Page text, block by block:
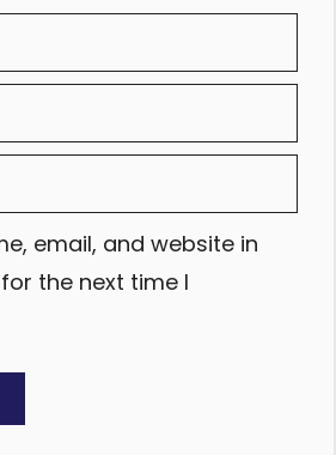
email, and website in
the next time I